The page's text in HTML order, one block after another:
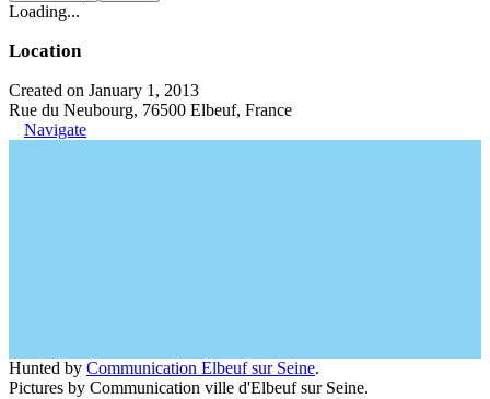
Loading...
Location
Created on January 1, 2013
Rue du Neubourg, 76500 Elbeuf, France
Navigate
Hunted by Communication Elbeuf sur Seine.
Pictures by Communication ville d'Elbeuf sur Seine.